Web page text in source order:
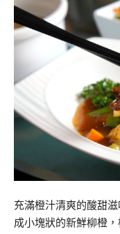
充滿橙汁清爽的酸甜
成小塊狀的新鮮柳橙